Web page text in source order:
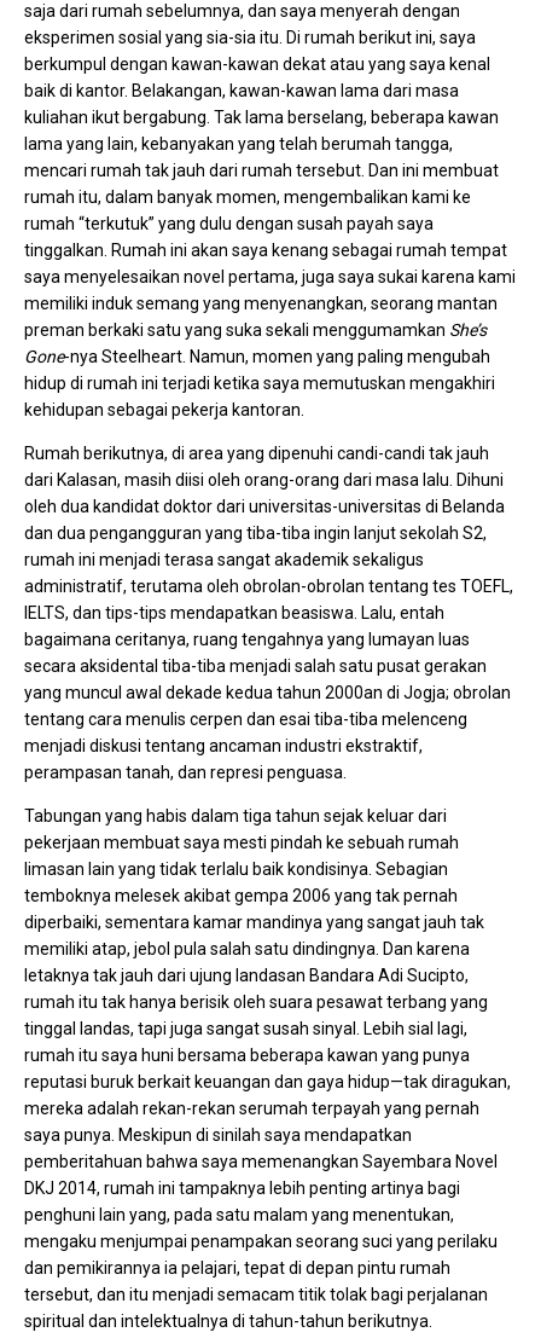
saja dari rumah sebelumnya, dan saya menyerah dengan
eksperimen sosial yang sia-sia itu. Di rumah berikut ini, saya
berkumpul dengan kawan-kawan dekat atau yang saya kenal
baik di kantor. Belakangan, kawan-kawan lama dari masa
kuliahan ikut bergabung. Tak lama berselang, beberapa kawan
lama yang lain, kebanyakan yang telah berumah tangga,
mencari rumah tak jauh dari rumah tersebut. Dan ini membuat
rumah itu, dalam banyak momen, mengembalikan kami ke
rumah “terkutuk” yang dulu dengan susah payah saya
tinggalkan. Rumah ini akan saya kenang sebagai rumah tempat
saya menyelesaikan novel pertama, juga saya sukai karena kami
memiliki induk semang yang menyenangkan, seorang mantan
preman berkaki satu yang suka sekali menggumamkan She’s
Gone-nya Steelheart. Namun, momen yang paling mengubah
hidup di rumah ini terjadi ketika saya memutuskan mengakhiri
kehidupan sebagai pekerja kantoran.
Rumah berikutnya, di area yang dipenuhi candi-candi tak jauh
dari Kalasan, masih diisi oleh orang-orang dari masa lalu. Dihuni
oleh dua kandidat doktor dari universitas-universitas di Belanda
dan dua pengangguran yang tiba-tiba ingin lanjut sekolah S2,
rumah ini menjadi terasa sangat akademik sekaligus
administratif, terutama oleh obrolan-obrolan tentang tes TOEFL,
IELTS, dan tips-tips mendapatkan beasiswa. Lalu, entah
bagaimana ceritanya, ruang tengahnya yang lumayan luas
secara aksidental tiba-tiba menjadi salah satu pusat gerakan
yang muncul awal dekade kedua tahun 2000an di Jogja; obrolan
tentang cara menulis cerpen dan esai tiba-tiba melenceng
menjadi diskusi tentang ancaman industri ekstraktif,
perampasan tanah, dan represi penguasa.
Tabungan yang habis dalam tiga tahun sejak keluar dari
pekerjaan membuat saya mesti pindah ke sebuah rumah
limasan lain yang tidak terlalu baik kondisinya. Sebagian
temboknya melesek akibat gempa 2006 yang tak pernah
diperbaiki, sementara kamar mandinya yang sangat jauh tak
memiliki atap, jebol pula salah satu dindingnya. Dan karena
letaknya tak jauh dari ujung landasan Bandara Adi Sucipto,
rumah itu tak hanya berisik oleh suara pesawat terbang yang
tinggal landas, tapi juga sangat susah sinyal. Lebih sial lagi,
rumah itu saya huni bersama beberapa kawan yang punya
reputasi buruk berkait keuangan dan gaya hidup—tak diragukan,
mereka adalah rekan-rekan serumah terpayah yang pernah
saya punya. Meskipun di sinilah saya mendapatkan
pemberitahuan bahwa saya memenangkan Sayembara Novel
DKJ 2014, rumah ini tampaknya lebih penting artinya bagi
penghuni lain yang, pada satu malam yang menentukan,
mengaku menjumpai penampakan seorang suci yang perilaku
dan pemikirannya ia pelajari, tepat di depan pintu rumah
tersebut, dan itu menjadi semacam titik tolak bagi perjalanan
spiritual dan intelektualnya di tahun-tahun berikutnya.